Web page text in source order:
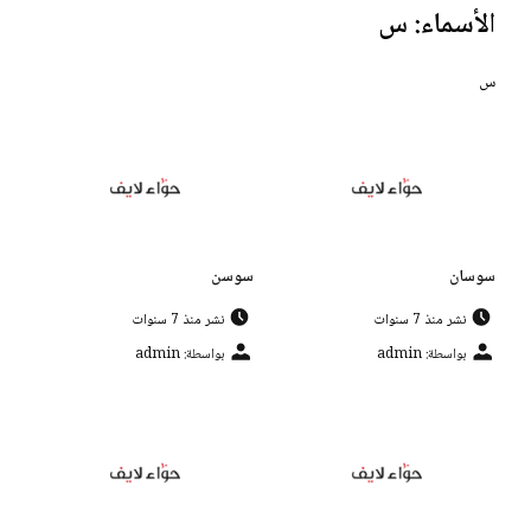
الأسماء:س
س
سوسان
نشر منذ 7 سنوات
بواسطة: admin
سوسن
نشر منذ 7 سنوات
بواسطة: admin